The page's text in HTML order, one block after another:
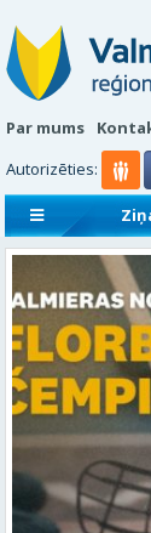
Par mums
Autorizēties:
Sludinājumi